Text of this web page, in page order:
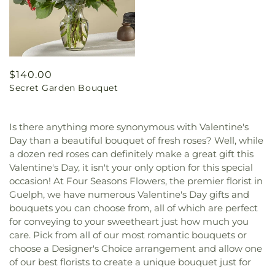
Prix
habituel
$140.00
Secret Garden Bouquet
Is there anything more synonymous with Valentine's
Day than a beautiful bouquet of fresh roses? Well, while
a dozen red roses can definitely make a great gift this
Valentine's Day, it isn't your only option for this special
occasion! At Four Seasons Flowers, the premier florist in
Guelph, we have numerous Valentine's Day gifts and
bouquets you can choose from, all of which are perfect
for conveying to your sweetheart just how much you
care. Pick from all of our most romantic bouquets or
choose a Designer's Choice arrangement and allow one
of our best florists to create a unique bouquet just for